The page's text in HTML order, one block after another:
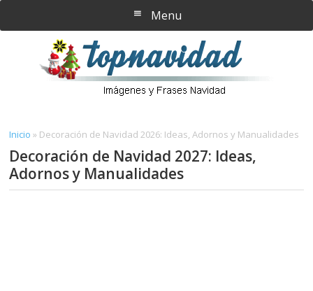
al
principal
a
Menu
Inicio » Decoración de Navidad 2026: Ideas, Adornos y Manualidades
Decoración de Navidad 2027: Ideas,
Adornos y Manualidades